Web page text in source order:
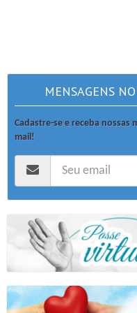
MENSAGENS
Cadastre-se e receba nossas
mail!